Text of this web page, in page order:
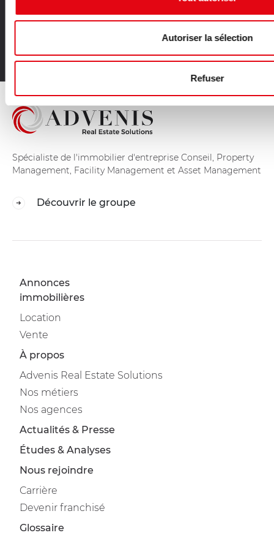
Autoriser la sélection
Refuser
Vente bureaux Ile et Vilaine
Vente bureaux Meurthe et Moselle
Vente bureaux Hérault
Spécialiste de l'immobilier d'entreprise Conseil, Property
Management, Facility Management et Asset Management
Découvrir le groupe
Annonces
immobilières
Location
Vente
À propos
Advenis Real Estate Solutions
Nos métiers
Nos agences
Actualités & Presse
Études & Analyses
Nous rejoindre
Carrière
Devenir franchisé
Glossaire